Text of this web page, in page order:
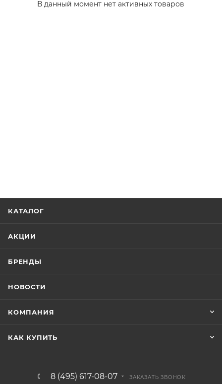
В данный момент нет активных товаров
КАТАЛОГ
АКЦИИ
БРЕНДЫ
НОВОСТИ
КОМПАНИЯ
КАК КУПИТЬ
8 (495) 617-08-07 ЗАКАЗАТЬ ЗВОНОК